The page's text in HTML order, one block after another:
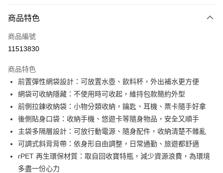
台灣樂天信用卡公司
全盈+PAY
AFTEE先享後付
便利好安心！
１．簡單：不需註冊會員、不需綁卡、不需儲值。
２．便利：只要手機號碼，簡訊認證，即可結帳。
３．安心：先確認商品／服務後，再付款。
【「AFTEE先享後付」結帳流程】
１．於結帳方式選擇「AFTEE先享後付」後，將跳轉至「AFTEE先享後付」
結帳頁面，進行簡訊認證並確認金額後，即可完成結帳。
２．訂單成立數日內，您將收到繳費通知簡訊。
３．收到繳費通知簡訊後14天內，點擊此簡訊中的連結，可透過四大超商／
※ 請注意：結帳手續完成當下不需立刻繳費，但若您需要取消訂單，請聯絡
運送方式
【全家】取貨付款
每筆NT$90，滿NT$990(含以上)免運費
【7-11】取貨付款
每筆NT$90，滿NT$990(含以上)免運費
【宅配】
商品特色
商品編號
11513830
商品特色
前置彈性網袋設計：可放置水壺、飲料杯，外出補水更方便
網袋可收納隱藏：不使用時可收起，維持包款簡約外型
前側拉鍊收納袋：小物分類收納，鑰匙、耳機、票卡隨手好拿
後側貼身口袋：收納手機、悠遊卡等隨身物品，安全又順手
主袋多隔層設計：可放行動電源、隨身配件，收納清楚不雜亂
可調式斜背背帶：依身形自由調整，日常通勤、旅遊都舒適
rPET 再生環保材質：取自回收寶特瓶，減少資源浪費，為環境
多盡一份心力